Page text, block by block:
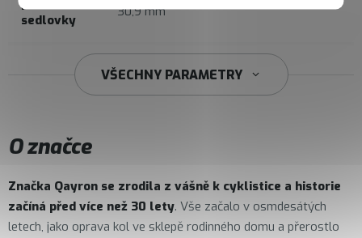
sedlovky
30,9 mm
34,9 mm
VŠECHNY PARAMETRY
O značce
Značka Qayron se zrodila z vášně k cyklistice a historie
začíná před více než 30 lety. Vše začalo v osmdesátých
letech, jako oprava kol ve sklepě rodinného domu a přerostlo